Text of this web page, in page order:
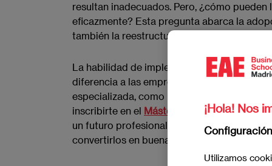
resultan inadecuados. Pero, ¿cómo
eficazmente? Esta pregunta abarca la
también la reestructuración de la cultura y
La habilidad de implementar big data,
diferencia a las empresas líderes de sus
especializada, como la ofrecida por EAE
inscribirte en el Máster en Big Data &
un futuro profesional prometedor,
convertirlos en buenas decisiones.
¡Hola! Nos
Utilizamos